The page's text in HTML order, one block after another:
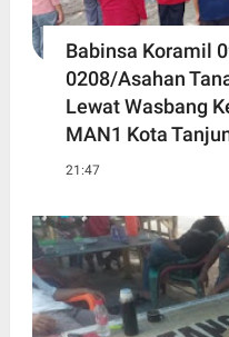
Babinsa Koramil
0208/Asahan
Lewat Wasbang
MAN1 Kota
21:47